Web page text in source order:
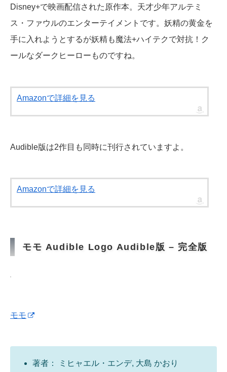
Disney+で映画配信された原作本。天才少年アルテミ
ス・ファウルのエンターテイメントです。妖精の黄金を
手に入れようとするが妖精も魔法+ハイテクで対抗！ク
ールなダークヒーローものですね。
Amazonで詳細を見る
Audible版は2作目も同時に刊行されていますよ。
Amazonで詳細を見る
モモ Audible Logo Audible版 – 完全版
モモ
著者： ミヒャエル・エンデ, 大島 かおり